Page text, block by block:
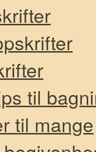
til
til mange